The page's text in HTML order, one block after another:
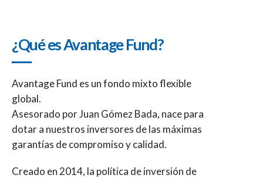
¿Qué es Avantage Fund?
Avantage Fund es un fondo mixto flexible
global.
Asesorado por Juan Gómez Bada, nace para
dotar a nuestros inversores de las máximas
garantías de compromiso y calidad.
Creado en 2014, la política de inversión de